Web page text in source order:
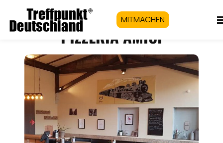
MITMACHEN
PIZZERIA AMICI